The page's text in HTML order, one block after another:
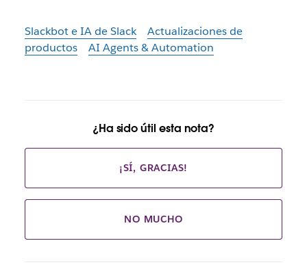
Slackbot e IA de Slack
Actualizaciones de
productos
AI Agents & Automation
¿Ha sido útil esta nota?
¡SÍ, GRACIAS!
NO MUCHO